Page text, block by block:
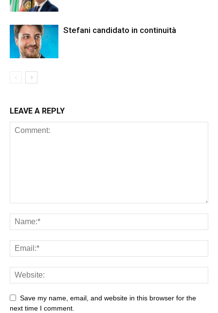
Stefani candidato in continuità
LEAVE A REPLY
Save my name, email, and website in this browser for the
next time I comment.